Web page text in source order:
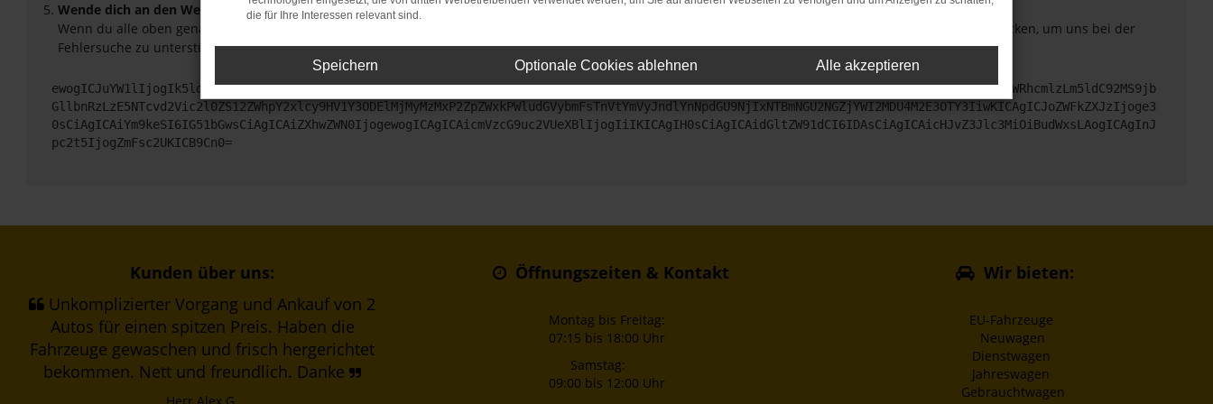
Wende dich an den Webseitenbetreiber.
Wenn du alle oben genannten Schritte versucht hast, kontaktiere uns bitte. Wir werden versuchen, das Problem zu beheben. Du kannst uns diesen Text schicken, um uns bei der
Fehlersuche zu unterstützen:
ewogICJuYW1lIjogIk5ldHdvcmtFcnJvciIsCiAgImNvbmZpZyI6IHsKICAgICJtZXRob2QiOiAiR0VUIiwKICAgICJ1cmwiOiAiaHR0cHM6Ly9hcGkueC5ha3MtcHJvZC5hdWRhcmlzLm5ldC92MS9jb
GllbnRzLzE5NTcvd2Vic2l0ZS12ZWhpY2xlcy9HV1Y3ODElMjMyMzMxP2ZpZWxkPWludGVybmFsTnVtYmVyJndlYnNpdGU9NjIxNTBmNGU2NGZjYWI2MDU4M2E3OTY3IiwKICAgICJoZWFkZXJzIjoge3
0sCiAgICAiYm9keSI6IG51bGwsCiAgICAiZXhwZWN0IjogewogICAgICAicmVzcG9uc2VUeXBlIjogIiIKICAgIH0sCiAgICAidGltZW91dCI6IDAsCiAgICAicHJvZ3Jlc3MiOiBudWxsLAogICAgInJ
pc2t5IjogZmFsc2UKICB9Cn0=
Kunden über uns:
Unkomplizierter Vorgang und Ankauf von 2
Autos für einen spitzen Preis. Haben die
Fahrzeuge gewaschen und frisch hergerichtet
bekommen. Nett und freundlich. Danke
Öffnungszeiten & Kontakt
Montag bis Freitag:
07:15 bis 18:00 Uhr
Samstag:
09:00 bis 12:00 Uhr
Wir bieten:
EU-Fahrzeuge
Neuwagen
Dienstwagen
Jahreswagen
Gebrauchtwagen
die für Ihre Interessen relevant sind.
Speichern Optionale Cookies ablehnen Alle akzeptieren